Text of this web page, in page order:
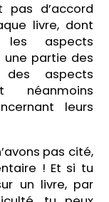
pas d’accord
livre, dont
aspects
une partie des
des aspects
néanmoins
leurs
pas cité,
! Et si tu
un livre, par